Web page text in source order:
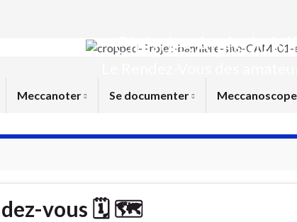
Club des Amis du
Meccanoter Se documenter Meccanoscope
vous 🗓 🗺